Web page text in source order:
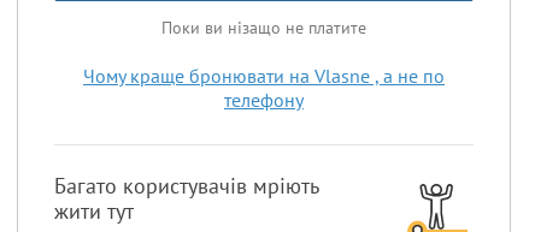
Поки ви нізащо не платите
Чому краще бронювати на Vlasne , а не по
телефону
Багато користувачів мріють
жити тут